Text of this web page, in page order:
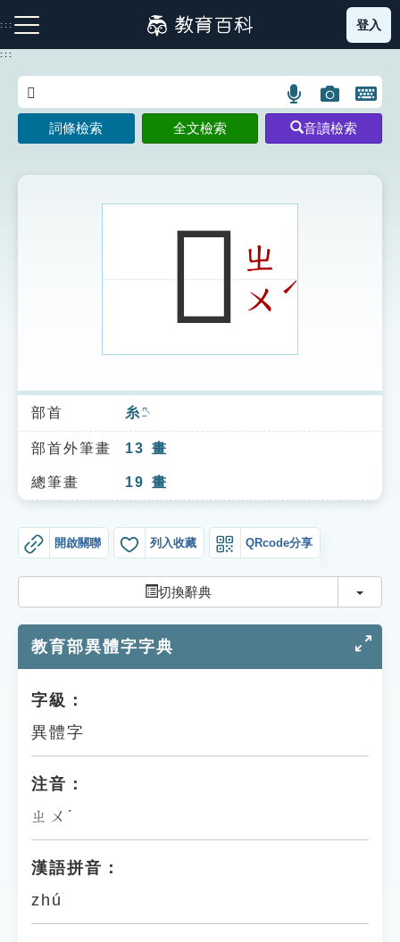
到
主
:::
注音索引圖示 筆畫索引圖示 部首索引表圖示
索引選單
知識索引
單字索引
貓頭鷹博士
登入
:::
語
言
搜
示
圖
片
搜
開
鍵
圖
詞條檢索 全文檢索 音讀檢索
𦆂ㄓ
ㄨˊ
部首 糸 ㄇㄧˋ
部首外筆畫 13 畫
總筆畫 19 畫
開啟關聯 列入收藏 QRcode分享
切換辭典 切換
教育部異體字字典
字級：
異體字
注音：
ㄓㄨˊ
漢語拼音：
zhú